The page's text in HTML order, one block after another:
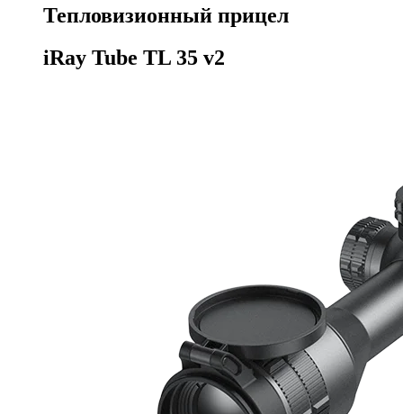
Тепловизионный прицел
iRay Tube TL 35 v2